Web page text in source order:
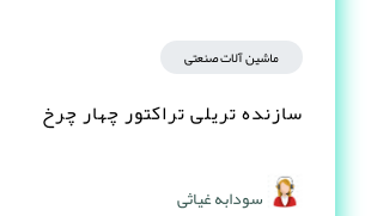
ماشین آلات صنعتی
سازنده تریلی تراکتور چهار چرخ
سودابه غیاثی